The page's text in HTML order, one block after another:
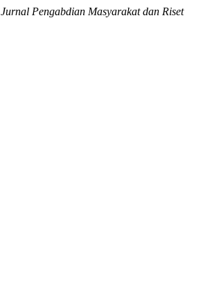
Jurnal Pengabdian Masyarakat dan Riset